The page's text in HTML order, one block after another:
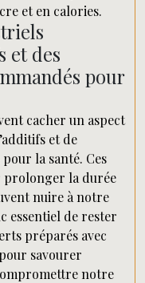
et en calories.
et des
pour
cacher un aspect
et de
la santé. Ces
prolonger la durée
nuire à notre
essentiel de rester
préparés avec
savourer
notre